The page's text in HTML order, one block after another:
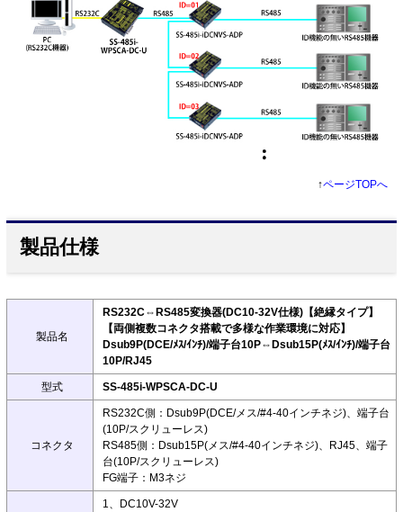
↑ページTOPへ
製品仕様
製品名
RS232C⇔RS485変換器(DC10-32V仕様)【絶縁タイプ】
【両側複数コネクタ搭載で多様な作業環境に対応】
Dsub9P(DCE/ﾒｽ/ｲﾝﾁ)/端子台10P⇔Dsub15P(ﾒｽ/ｲﾝﾁ)/端子台
10P/RJ45
型式 SS-485i-WPSCA-DC-U
コネクタ
RS232C側：Dsub9P(DCE/メス/#4-40インチネジ)、端子台
(10P/スクリューレス)
RS485側：Dsub15P(メス/#4-40インチネジ)、RJ45、端子
台(10P/スクリューレス)
FG端子：M3ネジ
1、DC10V-32V